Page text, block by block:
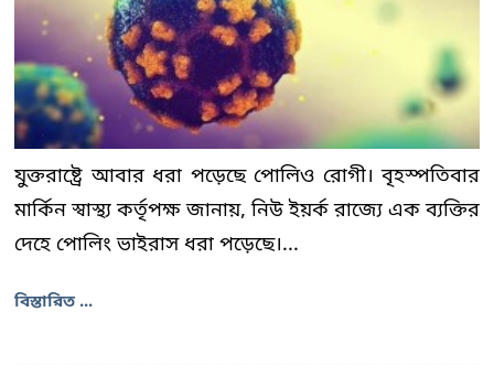
যুক্তরাষ্ট্রে আবার ধরা পড়েছে পোলিও রোগী। বৃহস্পতিবার
মার্কিন স্বাস্থ্য কর্তৃপক্ষ জানায়, নিউ ইয়র্ক রাজ্যে এক ব্যক্তির
দেহে পোলিং ভাইরাস ধরা পড়েছে।...
বিস্তারিত ...